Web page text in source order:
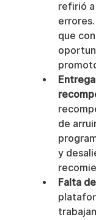
refirió
que
de
y
Falta